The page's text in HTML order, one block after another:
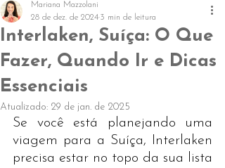
Interlaken, Suíça: O Que
Fazer, Quando Ir e Dicas
Essenciais
Mariana Mazzolani
28 de dez. de 2024 3 min de leitura
Atualizado: 29 de jan. de 2025
Se você está planejando uma
viagem para a Suíça, Interlaken
precisa estar no topo da sua lista